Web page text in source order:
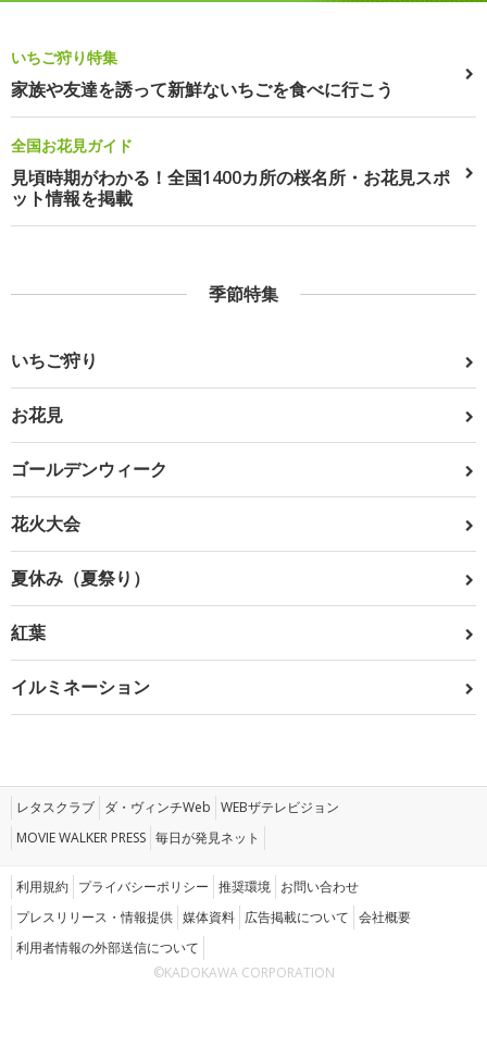
いちご狩り特集
家族や友達を誘って新鮮ないちごを食べに行こう
全国お花見ガイド
見頃時期がわかる！全国1400カ所の桜名所・お花見スポ
ット情報を掲載
季節特集
いちご狩り
お花見
ゴールデンウィーク
花火大会
夏休み（夏祭り）
紅葉
イルミネーション
レタスクラブ ダ・ヴィンチWeb WEBザテレビジョン
MOVIE WALKER PRESS 毎日が発見ネット
利用規約 プライバシーポリシー 推奨環境 お問い合わせ
プレスリリース・情報提供 媒体資料 広告掲載について 会社概要
利用者情報の外部送信について
©KADOKAWA CORPORATION